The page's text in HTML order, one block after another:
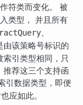
符类而变化。 被
类型， 并且所有
、
由该策略号标识的
引类型相同，只
荐这三个支持函
引数据类型，即便
应如此。